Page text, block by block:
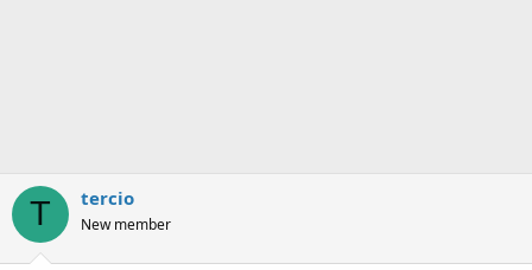
T tercio
New member